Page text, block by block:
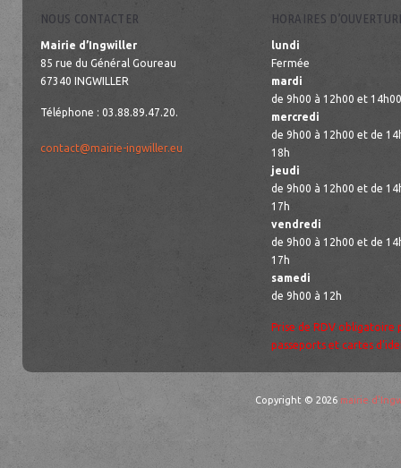
NOUS CONTACTER
Mairie d’Ingwiller
85 rue du Général Goureau
67340 INGWILLER
Téléphone : 03.88.89.47.20.
contact@mairie-ingwiller.eu
HORAIRES
lundi
Fermée
mardi
de 9h00 à 12h00 et
mercredi
de 9h00 à 12h00 et de
18h
jeudi
de 9h00 à 12h00 et de
17h
vendredi
de 9h00 à 12h00 et de
17h
samedi
de 9h00 à 12h
Prise de RDV obligatoire
passeports et cartes
Copyright © 2026 mairie